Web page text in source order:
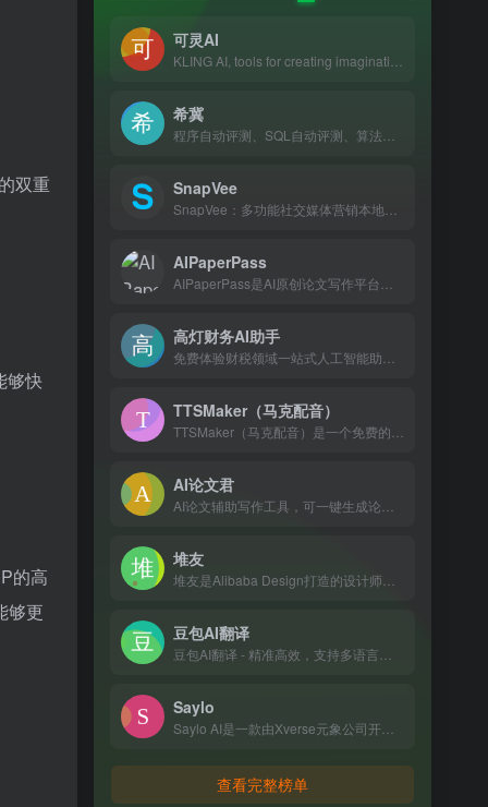
双重
够快
的高
够更
可灵AI
希冀
SnapVee
AIPaperPass
高灯财务AI助手
TTSMaker（马克配音）
AI论文君
堆友
豆包AI翻译
Saylo
查看完整榜单